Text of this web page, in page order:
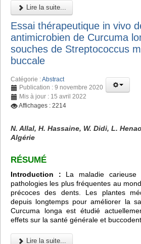
Lire la suite...
Essai thérapeutique in vivo
antimicrobien de Curcuma
souches de Streptococcus
buccale
Catégorie :Abstract
Publication : 9 novembre 2020
Mis à jour : 15 avril 2022
Affichages : 2214
N. Allal, H. Hassaine, W. Didi, L.
Algérie
RÉSUMÉ
Introduction : La maladie
pathologies les plus fréquentes au
précoces des dents. Les plantes
depuis longtemps pour améliorer la
Curcuma longa est étudié
effets sur la santé générale et
Lire la suite...